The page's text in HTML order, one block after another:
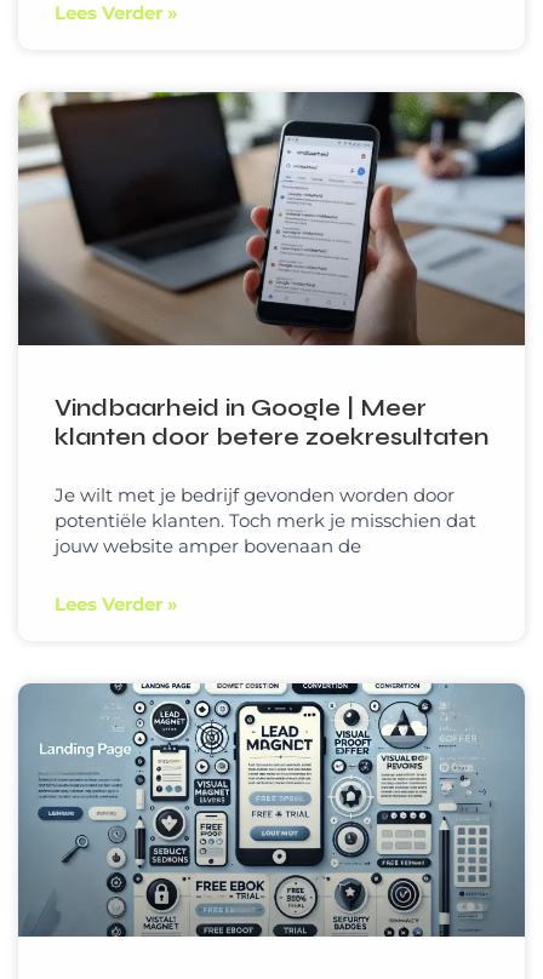
Lees Verder »
Vindbaarheid in Google | Meer
klanten door betere zoekresultaten
Je wilt met je bedrijf gevonden worden door
potentiële klanten. Toch merk je misschien dat
jouw website amper bovenaan de
Lees Verder »